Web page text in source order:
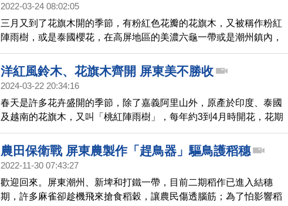
2022-03-24 08:02:05
三月又到了花旗木開的季節，有粉紅色花瓣的花旗木，又被稱作粉紅
陣雨樹，或是泰國櫻花，在高屏地區的美濃六龜一帶或是潮州鎮內，
都有花旗木繁花盛開的景致，吸引遊客駐足賞花。
洋紅風鈴木、花旗木齊開 屏東美不勝收
2024-03-22 20:34:16
春天是許多花卉盛開的季節，除了嘉義阿里山外，原產於印度、泰國
及越南的花旗木，又叫「桃紅陣雨樹」，每年約3到4月時開花，花期
長達近2個月，屏東潮州河濱公園的花旗木目前也正在盛開，透過鏡頭
一起去欣賞。
農田保衛戰 屏東農製作「趕鳥器」驅鳥護稻穗
2022-11-30 07:43:27
歡迎回來。屏東潮州、新埤和打鐵一帶，目前二期稻作已進入結穗
期，許多麻雀卻趁機飛來搶食稻穀，讓農民傷透腦筋；為了怕影響稻